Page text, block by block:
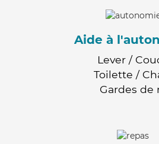
Aide à
Lever /
Toilette /
Gardes de